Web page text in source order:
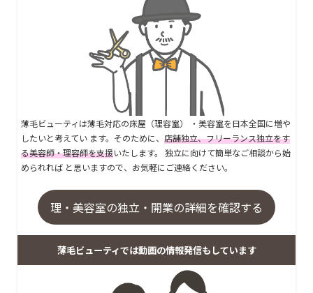
薄毛ビューティは薄毛対応の床屋（理容室） ・美容室を日本全国に増や
したいと考えてい ます。そのために、 店舗独立、フリーランス独立をす
る美容師・理容師を支援いたします。 独立に向けて簡単なご相談から始
められれば と思いますので、お気軽にご連絡ください。
理・美容室の独立・開業の詳細を確認する
薄毛ビューティでは動画の情報発信もしています